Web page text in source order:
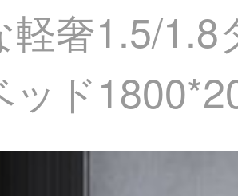
奢1.5/
ド